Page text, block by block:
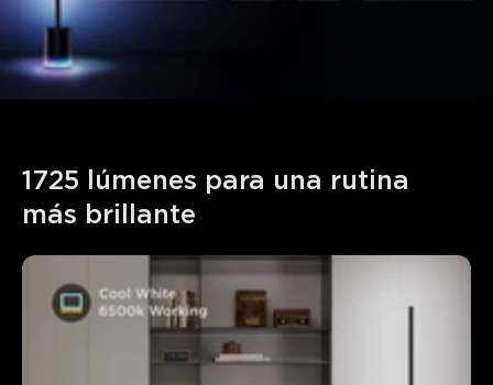
1725 lúmenes para una rutina
más brillante